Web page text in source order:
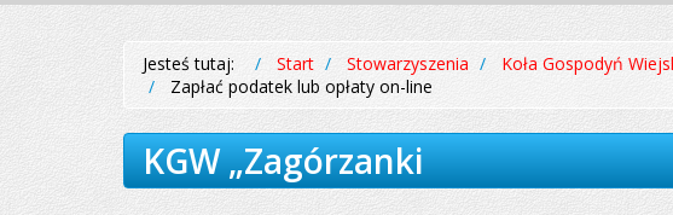
Jesteś tutaj: Start Stowarzyszenia Koła Gospodyń
Zapłać podatek lub opłaty on-line
KGW „Zagórzanki